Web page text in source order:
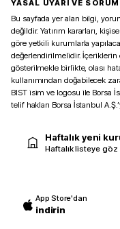
YASAL UYARI VE
Bu sayfada yer alan bilgi,
değildir. Yatırım kararları,
göre yetkili kurumlarla
değerlendirilmelidir.
gösterilmekle birlikte, olası
kullanımından doğabilecek
BIST isim ve logosu ile Borsa
telif hakları Borsa İstanbul
Haftalık yeni
Haftalık listeye göz
App Store'dan
indirin